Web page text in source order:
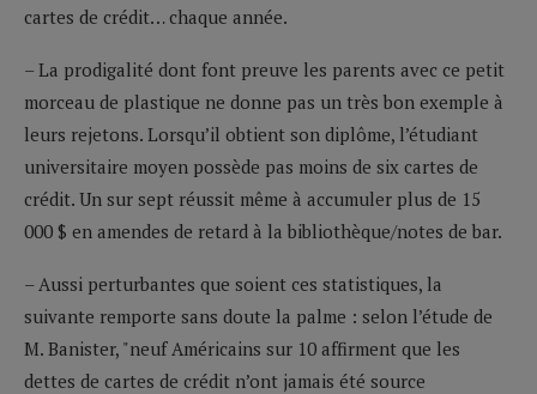
cartes de crédit… chaque année.
– La prodigalité dont font preuve les parents avec ce petit
morceau de plastique ne donne pas un très bon exemple à
leurs rejetons. Lorsqu’il obtient son diplôme, l’étudiant
universitaire moyen possède pas moins de six cartes de
crédit. Un sur sept réussit même à accumuler plus de 15
000 $ en amendes de retard à la bibliothèque/notes de bar.
– Aussi perturbantes que soient ces statistiques, la
suivante remporte sans doute la palme : selon l’étude de
M. Banister, "neuf Américains sur 10 affirment que les
dettes de cartes de crédit n’ont jamais été source